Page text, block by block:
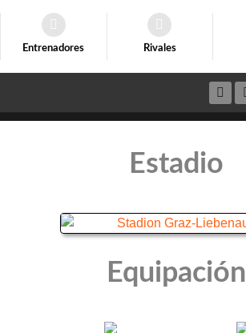
Entrenadores Rivales
Estadio
Equipación